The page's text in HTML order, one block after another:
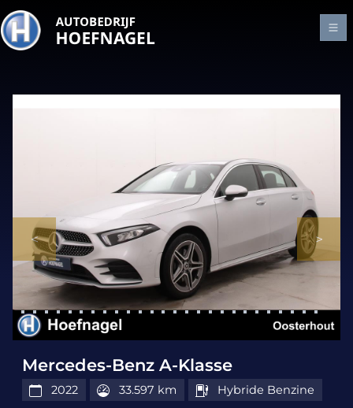
Mercedes-Benz A-Klasse
2022 33.597 km Hybride Benzine